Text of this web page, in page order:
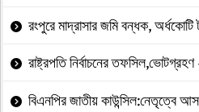
রংপুরে মাদ্রাসার জমি বন্ধক, অর্ধকোটি
রাষ্ট্রপতি নির্বাচনের
বিএনপির জাতীয় কাউন্সিল:নেতৃত্বে